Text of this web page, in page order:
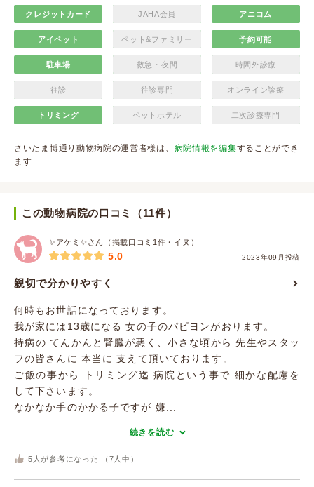
クレジットカード JAHA会員 アニコム
アイペット ペット&ファミリー 予約可能
駐車場 救急・夜間 時間外診療
往診 往診専門 オンライン診療
トリミング ペットホテル 二次診療専門
さいたま博通り動物病院の運営者様は、 病院情報を編集することができ
ます
この動物病院の口コミ（11件）
✨アケミ✨さん（掲載口コミ1件・イヌ）
2023年09月投稿
5.0
親切で分かりやすく
何時もお世話になっております。
我が家には13歳になる 女の子のパピヨンがおります。
持病の てんかんと腎臓が悪く、小さな頃から 先生やスタッ
フの皆さんに 本当に 支えて頂いております。
ご飯の事から トリミング迄 病院という事で 細かな配慮を
して下さいます。
なかなか手のかかる子ですが 嫌...
続きを読む
5 人が参考になった （ 7 人中）